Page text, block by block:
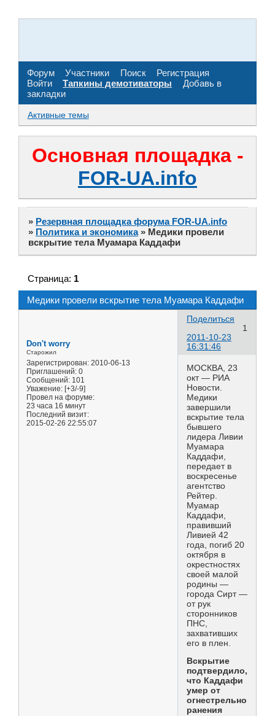
Форум Участники Поиск
Регистрация
Войти
Тапкины демотиваторы
Добавь в
закладки
Активные темы
Основная площадка -
FOR-UA.info
» Резервная площадка форума FOR-UA.info
» Политика и экономика » Медики провели
вскрытие тела Муамара Каддафи
Медики провели вскрытие тела Муамара Каддафи
Страница: 1
Поделиться
1
2011-10-23
16:31:46
Don't worry
Старожил
Зарегистрирован: 2010-06-13
Приглашений: 0
Сообщений: 101
Уважение: [+3/-9]
Провел на форуме:
23 часа 16 минут
Последний визит:
2015-02-26 22:55:07
МОСКВА, 23
окт — РИА
Новости.
Медики
завершили
вскрытие тела
бывшего
лидера Ливии
Муамара
Каддафи,
передает в
воскресенье
агентство
Рейтер.
Муамар
Каддафи,
правивший
Ливией 42
года, погиб 20
октября в
окрестностях
своей малой
родины —
города Сирт —
от рук
сторонников
ПНС,
захвативших
его в плен.
Вскрытие
подтвердило,
что Каддафи
умер от
огнестрельного
ранения